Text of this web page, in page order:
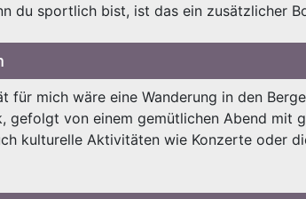
du sportlich bist, ist das ein zusätzlicher
für mich wäre eine Wanderung in den
gefolgt von einem gemütlichen Abend mit
kulturelle Aktivitäten wie Konzerte oder